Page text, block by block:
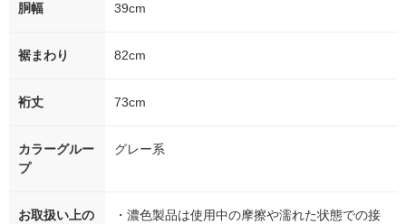
胴幅 39cm
裾まわり 82cm
裄丈 73cm
カラーグルー
プ
グレー系
お取扱い上の
・濃色製品は使用中の摩擦や濡れた状態での接